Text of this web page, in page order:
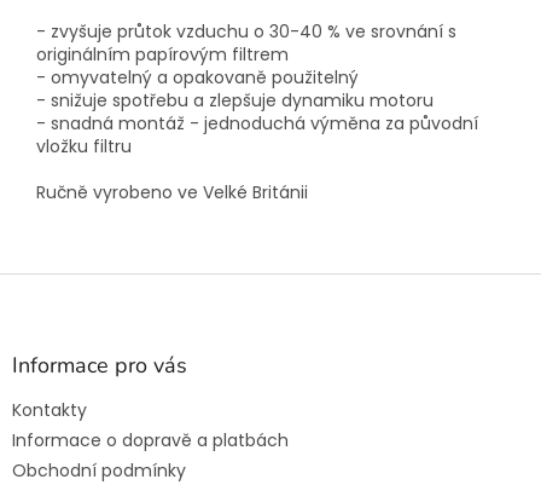
- zvyšuje průtok vzduchu o 30-40 % ve srovnání s
originálním papírovým filtrem
- omyvatelný a opakovaně použitelný
- snižuje spotřebu a zlepšuje dynamiku motoru
- snadná montáž - jednoduchá výměna za původní
vložku filtru
Ručně vyrobeno ve Velké Británii
Z
Informace pro vás
Kontakty
Informace o dopravě a platbách
Obchodní podmínky